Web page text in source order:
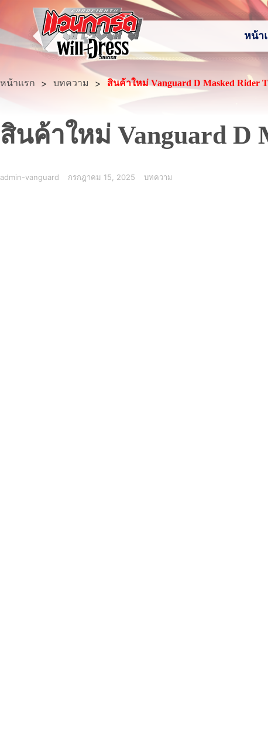
หน้า
หน้าแรก > บทความ > สินค้าใหม่ Vanguard D Masked Rider
สินค้าใหม่ Vanguard D
admin-vanguard กรกฎาคม 15, 2025 บทความ